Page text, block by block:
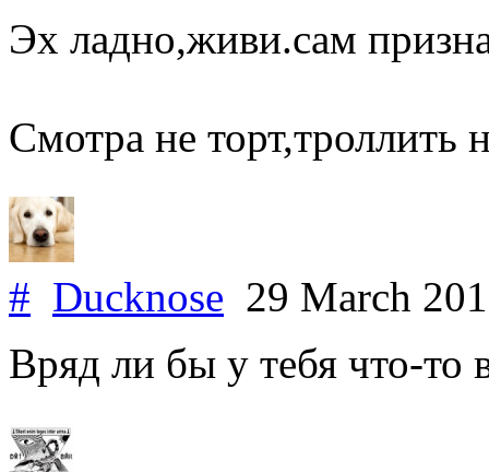
Эх ладно,живи.сам
Смотра не торт,троллить
# Ducknose 29 March
Вряд ли бы у тебя что-то